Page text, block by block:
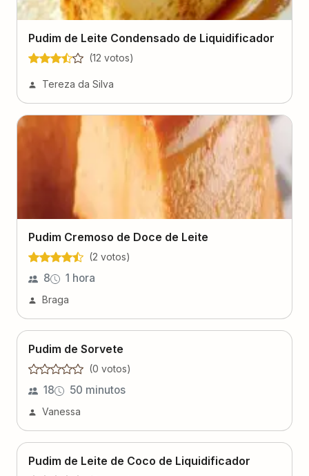
Pudim de Leite Condensado de Liquidificador
(12 votos)
Tereza da Silva
Pudim Cremoso de Doce de Leite
(2 votos)
8 1 hora
Braga
Pudim de Sorvete
(0 votos)
18 50 minutos
Vanessa
Pudim de Leite de Coco de Liquidificador